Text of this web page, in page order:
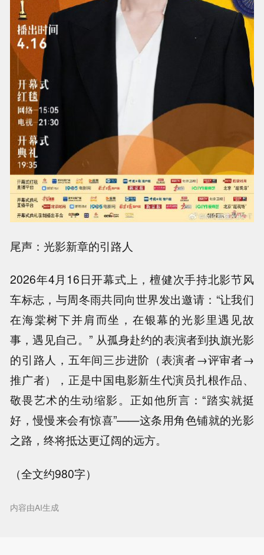
尾声：光影新章的引路人
2026年4月16日开幕式上，檀健次手持北影节风
车标志，与周冬雨共同向世界发出邀请：“让我们
在海棠树下并肩而坐，在银幕的光影里遇见故
事，遇见自己。” 从孤身赴约的表演者到执旗光影
的引路人，五年间三步进阶（表演者→评审者→
推广者），正是中国电影新生代演员扎根作品、
敬畏艺术的生动缩影。正如他所言：“踏实就挺
好，慢慢来会有惊喜”——这条用角色铺就的光影
之路，终将抵达更辽阔的远方。
（全文约980字）
内容由AI生成